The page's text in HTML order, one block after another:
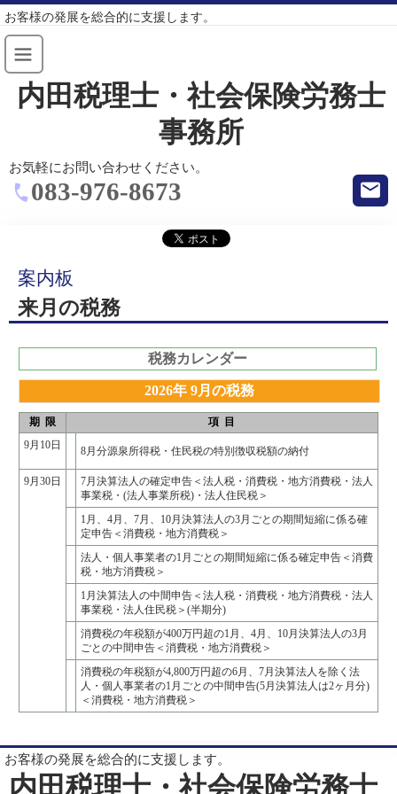
お客様の発展を総合的に支援します。
内田税理士・社会保険労務士
事務所
お気軽にお問い合わせください。
083-976-8673
案内板
来月の税務
税務カレンダー
2026年 9月の税務
期 限
項 目
9月10日
8月分源泉所得税・住民税の特別徴収税額の納付
9月30日
7月決算法人の確定申告＜法人税・消費税・地方消費税・法人
事業税・(法人事業所税)・法人住民税＞
1月、4月、7月、10月決算法人の3月ごとの期間短縮に係る確
定申告＜消費税・地方消費税＞
法人・個人事業者の1月ごとの期間短縮に係る確定申告＜消費
税・地方消費税＞
1月決算法人の中間申告＜法人税・消費税・地方消費税・法人
事業税・法人住民税＞(半期分)
消費税の年税額が400万円超の1月、4月、10月決算法人の3月
ごとの中間申告＜消費税・地方消費税＞
消費税の年税額が4,800万円超の6月、7月決算法人を除く法
人・個人事業者の1月ごとの中間申告(5月決算法人は2ヶ月分)
＜消費税・地方消費税＞
お客様の発展を総合的に支援します。
内田税理士・社会保険労務士